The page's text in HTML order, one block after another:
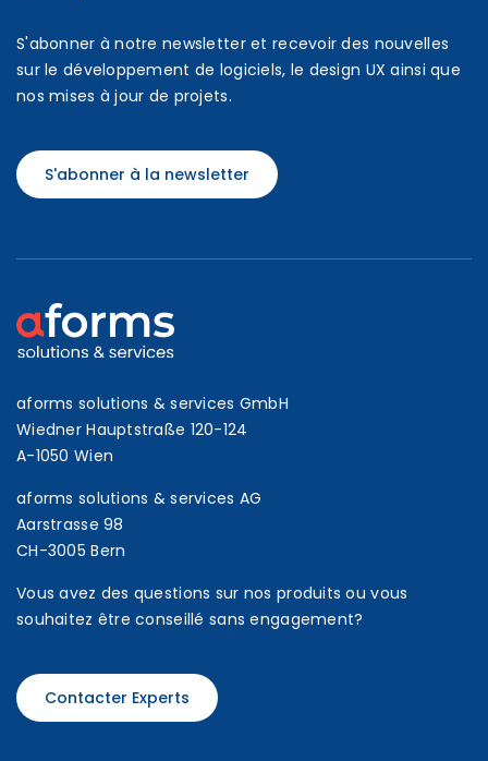
S'abonner à notre newsletter et recevoir des nouvelles
sur le développement de logiciels, le design UX ainsi que
nos mises à jour de projets.
S'abonner à la newsletter
aforms solutions & services GmbH
Wiedner Hauptstraße 120-124
A-1050 Wien
aforms solutions & services AG
Aarstrasse 98
CH-3005 Bern
Vous avez des questions sur nos produits ou vous
souhaitez être conseillé sans engagement?
Contacter Experts